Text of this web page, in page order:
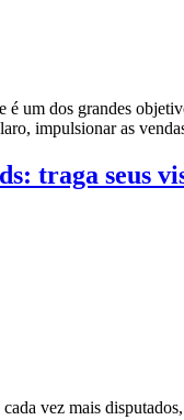
um dos grandes
impulsionar as
traga seus
vez mais